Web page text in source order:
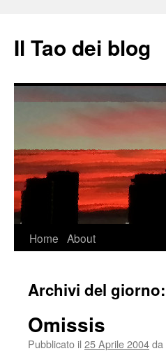
Il Tao dei blog
Vai
contenuto
Home About
Archivi del giorno:
Omissis
Pubblicato il 25 Aprile 2004da